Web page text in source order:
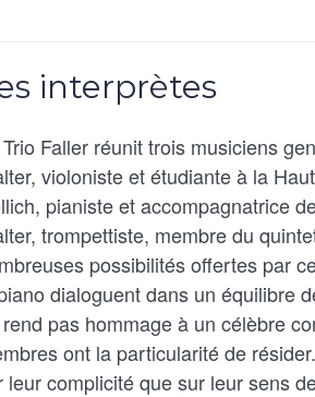
interprètes
Faller réunit trois musiciens
violoniste et étudiante à la
pianiste et accompagnatrice
trompettiste, membre du
possibilités offertes par
dialoguent dans un équilibre
pas hommage à un célèbre
ont la particularité de
leur complicité que sur leur sens